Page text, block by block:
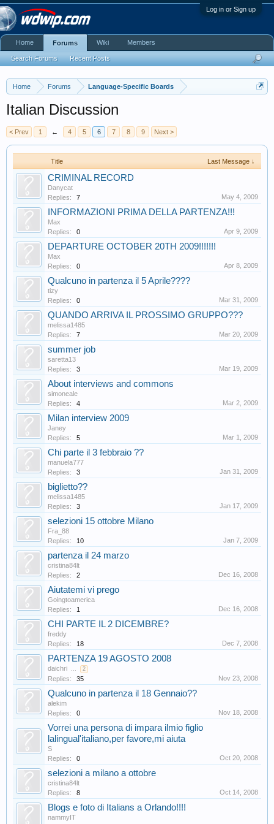
Log in or Sign up
Home Forums Language-Specific Boards
Italian Discussion
< Prev 1 ← 4 5 6 7 8 9 Next >
Title Last Message ↓
CRIMINAL RECORD
Danycat
Replies:
7 May 4, 2009
INFORMAZIONI PRIMA DELLA PARTENZA!!!
Max
Replies:
0 Apr 9, 2009
DEPARTURE OCTOBER 20TH 2009!!!!!!!
Max
Replies:
0 Apr 8, 2009
Qualcuno in partenza il 5 Aprile????
tizy
Replies:
0 Mar 31, 2009
QUANDO ARRIVA IL PROSSIMO GRUPPO???
melissa1485
Replies:
7 Mar 20, 2009
summer job
saretta13
Replies:
3 Mar 19, 2009
About interviews and commons
simoneale
Replies:
4 Mar 2, 2009
Milan interview 2009
Janey
Replies:
5 Mar 1, 2009
Chi parte il 3 febbraio ??
manuela777
Replies:
3 Jan 31, 2009
biglietto??
melissa1485
Replies:
3 Jan 17, 2009
selezioni 15 ottobre Milano
Fra_88
Replies:
10 Jan 7, 2009
partenza il 24 marzo
cristina84lt
Replies:
2 Dec 16, 2008
Aiutatemi vi prego
Goingtoamerica
Replies:
1 Dec 16, 2008
CHI PARTE IL 2 DICEMBRE?
freddy
Replies:
18 Dec 7, 2008
PARTENZA 19 AGOSTO 2008
daichri ... 2
Replies: 35 Nov 23, 2008
Qualcuno in partenza il 18 Gennaio??
alekim
Replies:
0 Nov 18, 2008
Vorrei una persona di impara ilmio figlio
lalingual'italiano,per favore,mi aiuta
S
Replies:
0 Oct 20, 2008
selezioni a milano a ottobre
cristina84lt
Replies:
8 Oct 14, 2008
Blogs e foto di Italians a Orlando!!!!
nammyIT
Home Forums
Search Forums Recent Posts
Wiki Members